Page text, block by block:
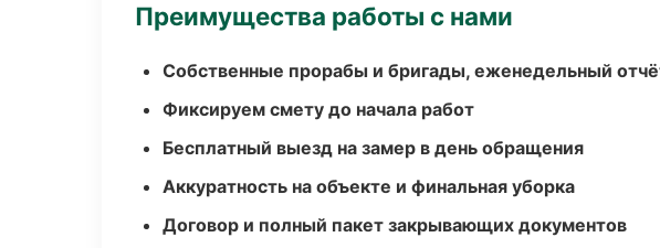
Преимущества работы с нами
Собственные прорабы и бригады, еженедельный
Фиксируем смету до начала работ
Бесплатный выезд на замер в день обращения
Аккуратность на объекте и финальная уборка
Договор и полный пакет закрывающих документов